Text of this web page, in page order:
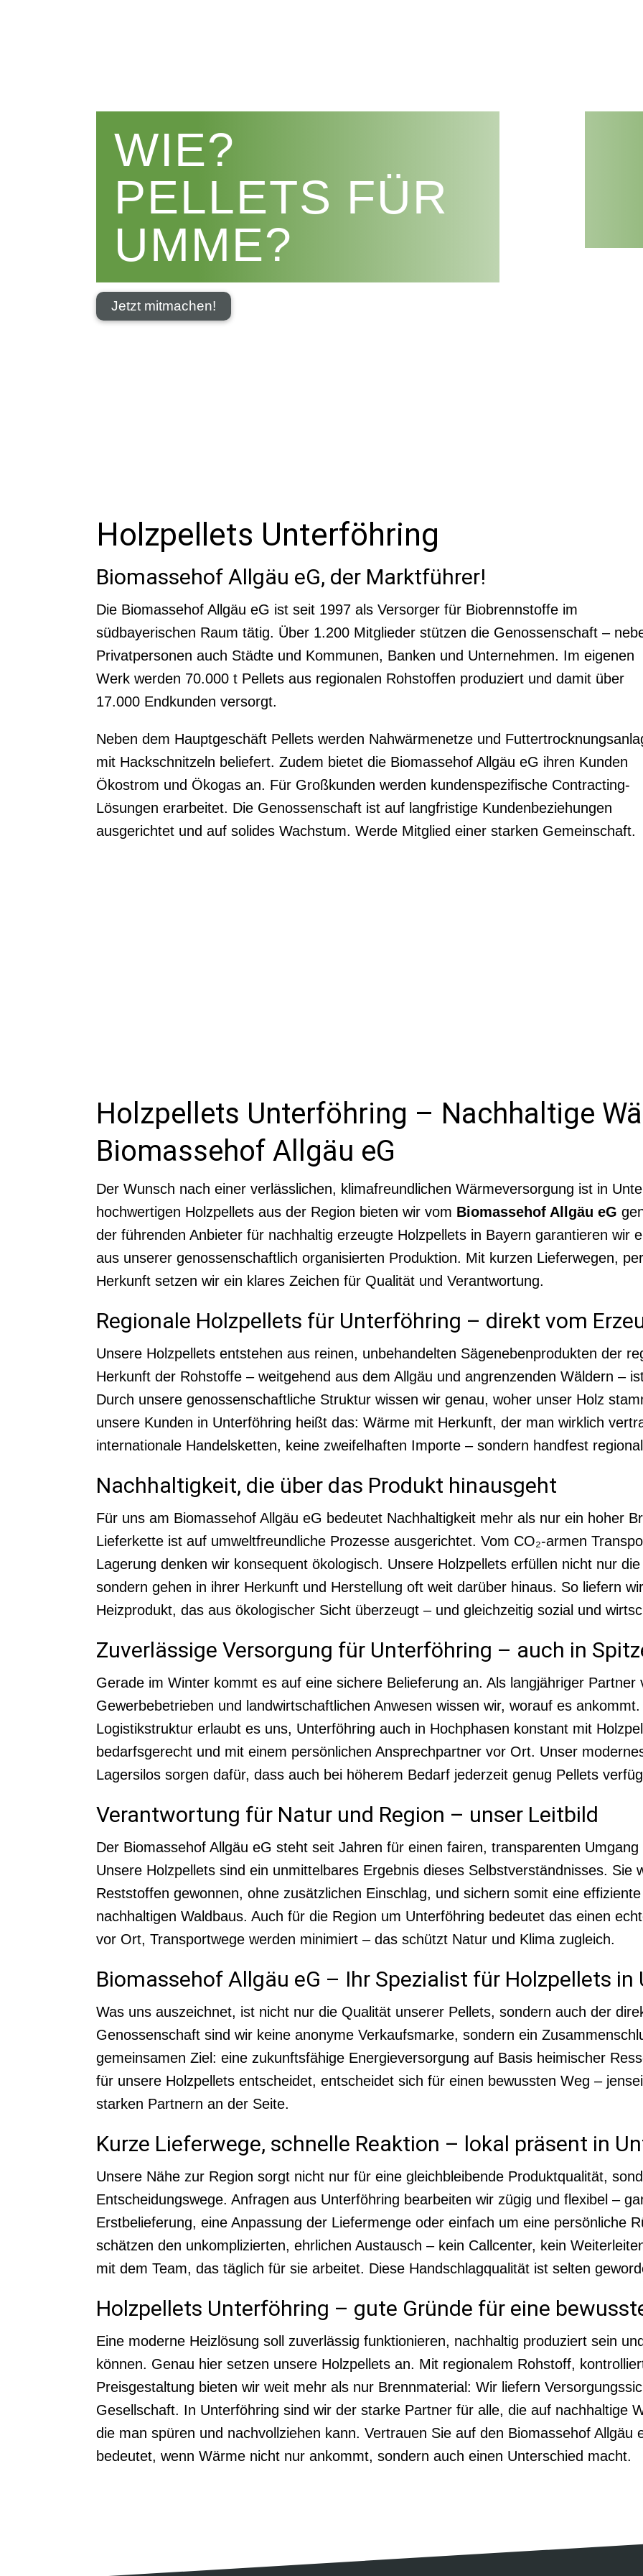
WIE?
PELLETS FÜR
UMME?
Jetzt mitmachen!
Holzpellets Unterföhring
Biomassehof Allgäu eG, der Marktführer!
Die Biomassehof Allgäu eG ist seit 1997 als Versorger für Biobrennstoffe im
südbayerischen Raum tätig. Über 1.200 Mitglieder stützen die Genossenschaft –
Privatpersonen auch Städte und Kommunen, Banken und Unternehmen. Im eigenen
Werk werden 70.000 t Pellets aus regionalen Rohstoffen produziert und damit über
17.000 Endkunden versorgt.
Neben dem Hauptgeschäft Pellets werden Nahwärmenetze und
mit Hackschnitzeln beliefert. Zudem bietet die Biomassehof Allgäu eG ihren Kunden
Ökostrom und Ökogas an. Für Großkunden werden kundenspezifische Contracting-
Lösungen erarbeitet. Die Genossenschaft ist auf langfristige Kundenbeziehungen
ausgerichtet und auf solides Wachstum. Werde Mitglied einer starken Gemeinschaft.
Holzpellets Unterföhring – Nachhaltige
Biomassehof Allgäu eG
Der Wunsch nach einer verlässlichen, klimafreundlichen Wärmeversorgung ist in
hochwertigen Holzpellets aus der Region bieten wir vom Biomassehof Allgäu eG
der führenden Anbieter für nachhaltig erzeugte Holzpellets in Bayern garantieren wir
aus unserer genossenschaftlich organisierten Produktion. Mit kurzen Lieferwegen,
Herkunft setzen wir ein klares Zeichen für Qualität und Verantwortung.
Regionale Holzpellets für Unterföhring – direkt vom
Unsere Holzpellets entstehen aus reinen, unbehandelten Sägenebenprodukten der
Herkunft der Rohstoffe – weitgehend aus dem Allgäu und angrenzenden Wäldern –
Durch unsere genossenschaftliche Struktur wissen wir genau, woher unser Holz
unsere Kunden in Unterföhring heißt das: Wärme mit Herkunft, der man wirklich
internationale Handelsketten, keine zweifelhaften Importe – sondern handfest
Nachhaltigkeit, die über das Produkt hinausgeht
Für uns am Biomassehof Allgäu eG bedeutet Nachhaltigkeit mehr als nur ein hoher
Lieferkette ist auf umweltfreundliche Prozesse ausgerichtet. Vom CO₂-armen
Lagerung denken wir konsequent ökologisch. Unsere Holzpellets erfüllen nicht nur
sondern gehen in ihrer Herkunft und Herstellung oft weit darüber hinaus. So liefern
Heizprodukt, das aus ökologischer Sicht überzeugt – und gleichzeitig sozial und
Zuverlässige Versorgung für Unterföhring – auch in
Gerade im Winter kommt es auf eine sichere Belieferung an. Als langjähriger Partner
Gewerbebetrieben und landwirtschaftlichen Anwesen wissen wir, worauf es
Logistikstruktur erlaubt es uns, Unterföhring auch in Hochphasen konstant mit
bedarfsgerecht und mit einem persönlichen Ansprechpartner vor Ort. Unser
Lagersilos sorgen dafür, dass auch bei höherem Bedarf jederzeit genug Pellets
Verantwortung für Natur und Region – unser Leitbild
Der Biomassehof Allgäu eG steht seit Jahren für einen fairen, transparenten
Unsere Holzpellets sind ein unmittelbares Ergebnis dieses Selbstverständnisses. Sie
Reststoffen gewonnen, ohne zusätzlichen Einschlag, und sichern somit eine
nachhaltigen Waldbaus. Auch für die Region um Unterföhring bedeutet das einen
vor Ort, Transportwege werden minimiert – das schützt Natur und Klima zugleich.
Biomassehof Allgäu eG – Ihr Spezialist für Holzpellets
Was uns auszeichnet, ist nicht nur die Qualität unserer Pellets, sondern auch der
Genossenschaft sind wir keine anonyme Verkaufsmarke, sondern ein
gemeinsamen Ziel: eine zukunftsfähige Energieversorgung auf Basis heimischer
für unsere Holzpellets entscheidet, entscheidet sich für einen bewussten Weg –
starken Partnern an der Seite.
Kurze Lieferwege, schnelle Reaktion – lokal präsent in
Unsere Nähe zur Region sorgt nicht nur für eine gleichbleibende Produktqualität,
Entscheidungswege. Anfragen aus Unterföhring bearbeiten wir zügig und flexibel –
Erstbelieferung, eine Anpassung der Liefermenge oder einfach um eine persönliche
schätzen den unkomplizierten, ehrlichen Austausch – kein Callcenter, kein
mit dem Team, das täglich für sie arbeitet. Diese Handschlagqualität ist selten
Holzpellets Unterföhring – gute Gründe für eine
Eine moderne Heizlösung soll zuverlässig funktionieren, nachhaltig produziert sein
können. Genau hier setzen unsere Holzpellets an. Mit regionalem Rohstoff,
Preisgestaltung bieten wir weit mehr als nur Brennmaterial: Wir liefern
Gesellschaft. In Unterföhring sind wir der starke Partner für alle, die auf nachhaltige
die man spüren und nachvollziehen kann. Vertrauen Sie auf den Biomassehof Allgäu
bedeutet, wenn Wärme nicht nur ankommt, sondern auch einen Unterschied macht.